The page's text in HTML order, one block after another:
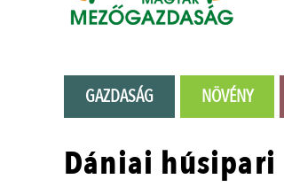
GAZDASÁG NÖVÉNY
Dániai